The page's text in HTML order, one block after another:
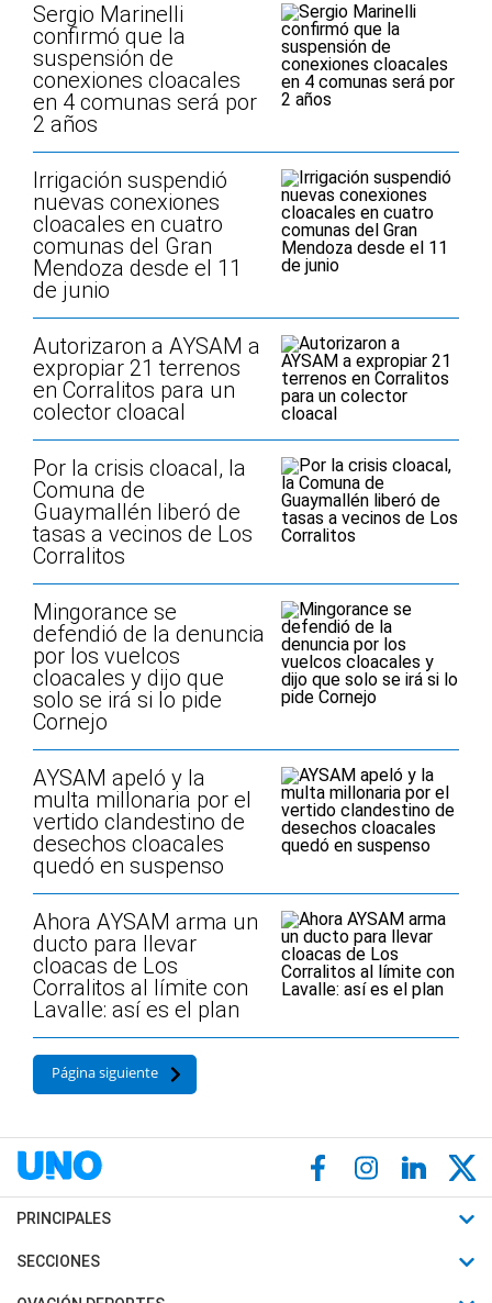
Sergio Marinelli
confirmó que la
suspensión de
conexiones cloacales
en 4 comunas será por
2 años
Irrigación suspendió
nuevas conexiones
cloacales en cuatro
comunas del Gran
Mendoza desde el 11
de junio
Autorizaron a AYSAM a
expropiar 21 terrenos
en Corralitos para un
colector cloacal
Por la crisis cloacal, la
Comuna de
Guaymallén liberó de
tasas a vecinos de Los
Corralitos
Mingorance se
defendió de la denuncia
por los vuelcos
cloacales y dijo que
solo se irá si lo pide
Cornejo
AYSAM apeló y la
multa millonaria por el
vertido clandestino de
desechos cloacales
quedó en suspenso
Ahora AYSAM arma un
ducto para llevar
cloacas de Los
Corralitos al límite con
Lavalle: así es el plan
Página siguiente
PRINCIPALES
Últimas Noticias
Política
SECCIONES